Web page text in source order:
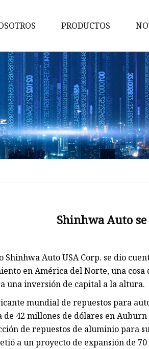
PRODUCTOS
Piezas de
Piezas metálicas OEM
Piezas de
Brocas de arrastre
Piezas de
Estampado de
Piezas de desgaste
Piezas de desgaste
Shinhwa Auto
Shinhwa Auto USA Corp. se dio
en América del Norte, una
una inversión de capital a la altura.
mundial de repuestos para
de 42 millones de dólares en
de repuestos de aluminio para
a un proyecto de expansión de